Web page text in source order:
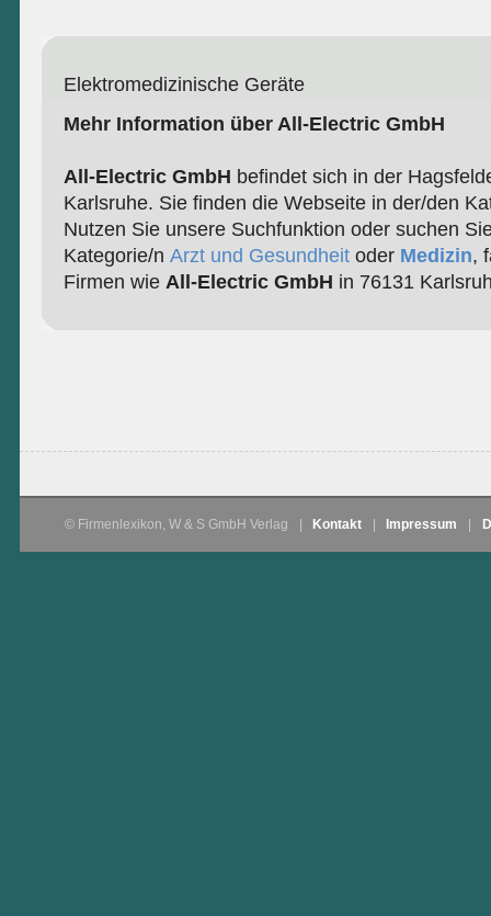
Elektromedizinische Geräte
Mehr Information über All-Electric GmbH
All-Electric GmbH befindet sich in der
Karlsruhe. Sie finden die Webseite in der/den
Nutzen Sie unsere Suchfunktion oder suchen
Kategorie/n Arzt und Gesundheitoder Medizin,
Firmen wie All-Electric GmbH in 76131
© Firmenlexikon, W & S GmbH Verlag Kontakt Impressum